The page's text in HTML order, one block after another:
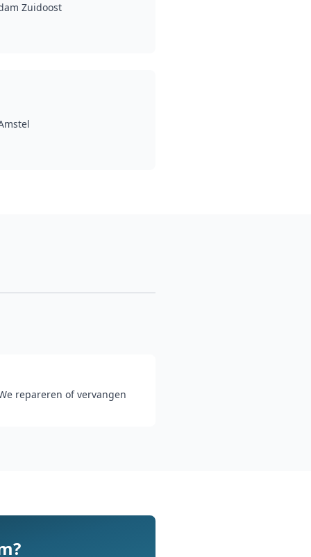
Zuidoost
repareren of vervangen